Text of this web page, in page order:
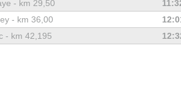
- km 29,50
- km 36,00
- km 42,195